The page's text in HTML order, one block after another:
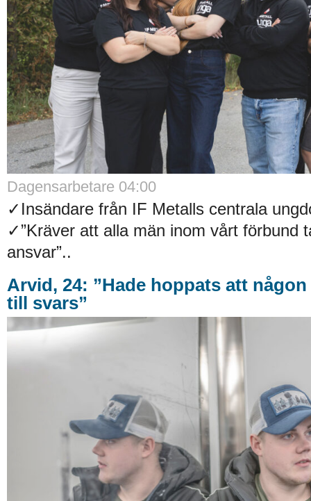
Dagensarbetare 04:00
✓Insändare från IF Metalls centrala
✓”Kräver att alla män inom vårt förbund
ansvar”..
Arvid, 24: ”Hade hoppats att
till svars”